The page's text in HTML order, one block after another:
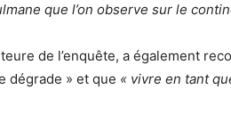
que l’on observe sur le
de l’enquête, a également
dégrade » et que « vivre en tant